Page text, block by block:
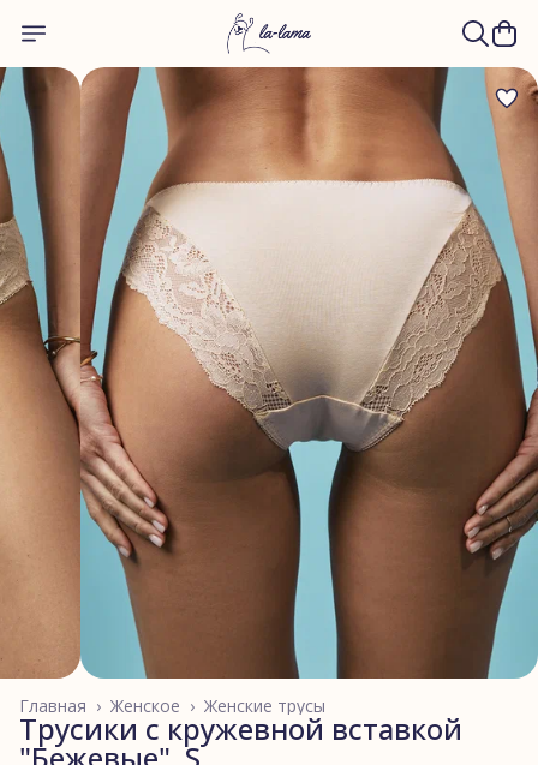
Женские трусы
Женское ›
Главная ›
Трусики с кружевной вставкой
"Бежевые", S